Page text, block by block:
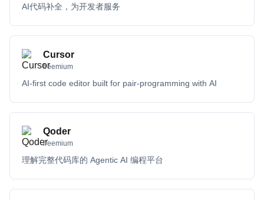
AI代码补全，为开发者服务
Cursor
freemium
AI-first code editor built for pair-programming with AI
Qoder
freemium
理解完整代码库的 Agentic AI 编程平台